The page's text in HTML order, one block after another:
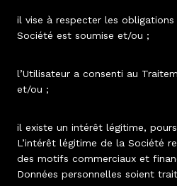
il vise à respecter les obligations
Société est soumise et/ou ;
l’Utilisateur a consenti au
et/ou ;
il existe un intérêt légitime,
L’intérêt légitime de la Société
des motifs commerciaux et
Données personnelles soient